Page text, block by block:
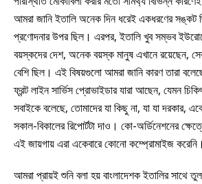
আমরা জানি ইতালি অনেক দিন ধরেই একধরণের সঙ্কট
প্রণোদনার উপর ছিল। এরপর, ইতালি খুব সম্ভব
বয়স্কদের দেশ, অনেক বয়স্ক মানুষ এখানে রয়েছেন,
বেশি ছিল। এই বিষয়গুলো আমরা জানি কারণ তারা
ফ্রন্ট লাইন সার্ভিস প্রোভাইডার যারা আছেন, যেমন
সবাইকে বলেছে, তোমাদের যা কিছু না, যা যা দরকার,
সকাল-বিকালের রিপোর্টটা দাও। কো-অর্ডিনেশনের
এই জায়গায় এরা একেবারে কোনো কম্প্রোমাইজ করেনি।
আমরা প্রায়ই শুনি বলা হয় বাংলাদেশক ইতালির সাথে